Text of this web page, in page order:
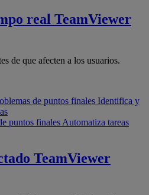
real TeamViewer
de que afecten a los usuarios.
de puntos finales Identifica y
puntos finales Automatiza tareas
TeamViewer